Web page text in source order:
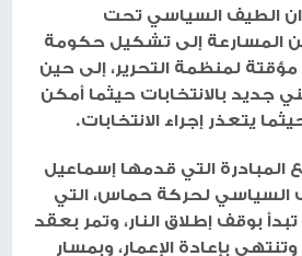
الطيف السياسي تحت
المسارعة إلى تشكيل حكومة
لمنظمة التحرير، إلى حين
بالانتخابات حيثما أمكن
يتعذر إجراء الانتخابات.
التي قدمها إسماعيل
السياسي لحركة حماس، التي
بوقف إطلاق النار، وتمر بعقد
بإعادة الإعمار، وبمسار